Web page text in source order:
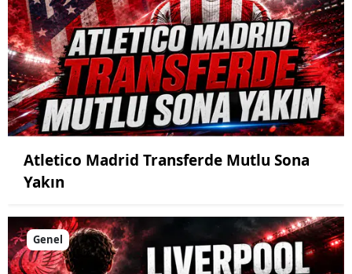
Atletico Madrid Transferde Mutlu Sona
Yakın
Genel